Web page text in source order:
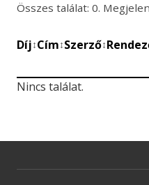
Összes találat: 0.
Díj↕Cím↕Szerző↕
Nincs találat.